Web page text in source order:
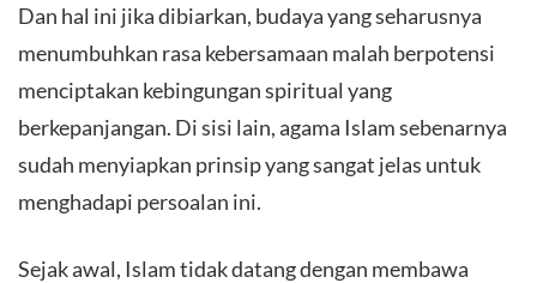
Dan hal ini jika dibiarkan, budaya yang seharusnya
menumbuhkan rasa kebersamaan malah berpotensi
menciptakan kebingungan spiritual yang
berkepanjangan. Di sisi lain, agama Islam sebenarnya
sudah menyiapkan prinsip yang sangat jelas untuk
menghadapi persoalan ini.
Sejak awal, Islam tidak datang dengan membawa